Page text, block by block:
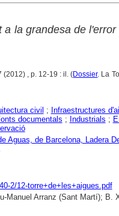
la grandesa de l'error
(2012) , p. 12-19 : il. (Dossier. La
civil ; Infraestructures
documentals ; Industrials ;
Aguas, de Barcelona, Ladera
2/12-torre+de+les+aigues.pdf
Manuel Arranz (Sant Martí); B.